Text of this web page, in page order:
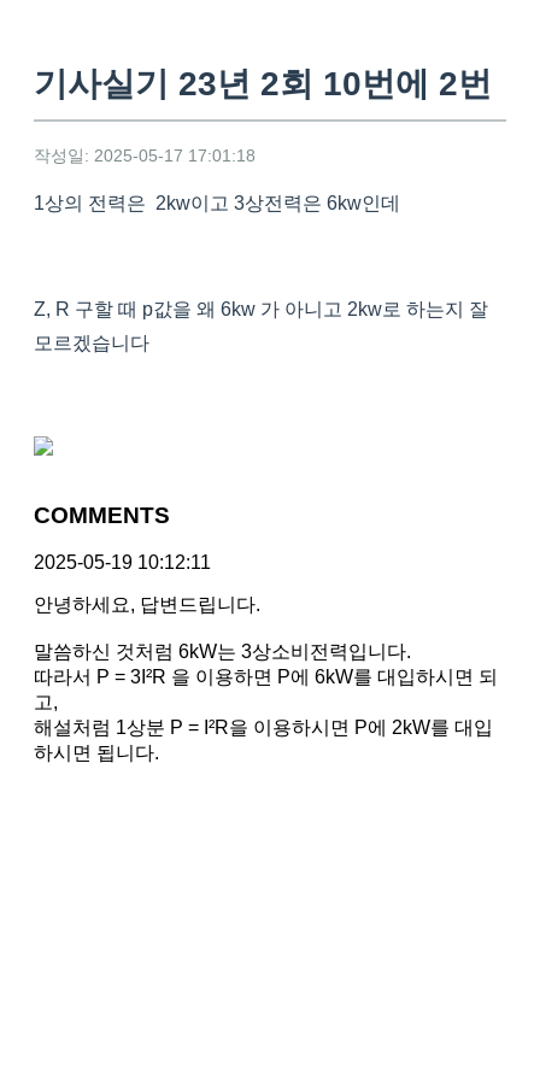
기사실기 23년 2회 10번에 2번
작성일: 2025-05-17 17:01:18
1상의 전력은 2kw이고 3상전력은 6kw인데
Z, R 구할 때 p값을 왜 6kw 가 아니고 2kw로 하는지 잘
모르겠습니다
COMMENTS
2025-05-19 10:12:11
안녕하세요, 답변드립니다.
말씀하신 것처럼 6kW는 3상소비전력입니다.
따라서 P = 3I²R 을 이용하면 P에 6kW를 대입하시면 되
고,
해설처럼 1상분 P = I²R을 이용하시면 P에 2kW를 대입
하시면 됩니다.